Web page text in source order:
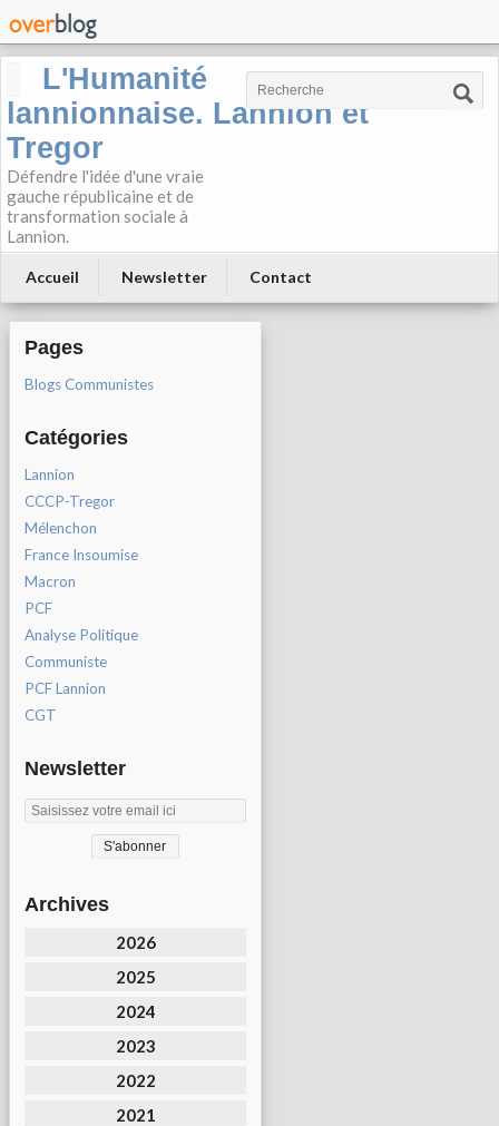
L'Humanité
lannionnaise. Lannion et
Tregor
Défendre l'idée d'une vraie
gauche républicaine et de
transformation sociale à
Lannion.
Accueil Newsletter Contact
Pages
Blogs Communistes
Catégories
Lannion
CCCP-Tregor
Mélenchon
France Insoumise
Macron
PCF
Analyse Politique
Communiste
PCF Lannion
CGT
Newsletter
Archives
2026
2025
2024
2023
2022
2021